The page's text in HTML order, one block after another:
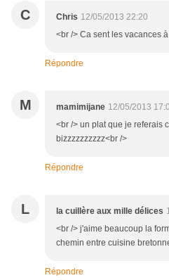
C Chris 12/05/2013 22:20
<br /> Ca sent les vacances
Répondre
M mamimijane 12/05/2013
<br /> un plat que je referais
bizzzzzzzzzz<br />
Répondre
L la cuillère aux mille délices
<br /> j'aime beaucoup la
chemin entre cuisine
Répondre